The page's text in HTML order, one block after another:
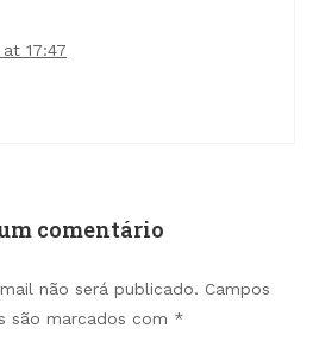
17:47
comentário
não será publicado. Campos
são marcados com *